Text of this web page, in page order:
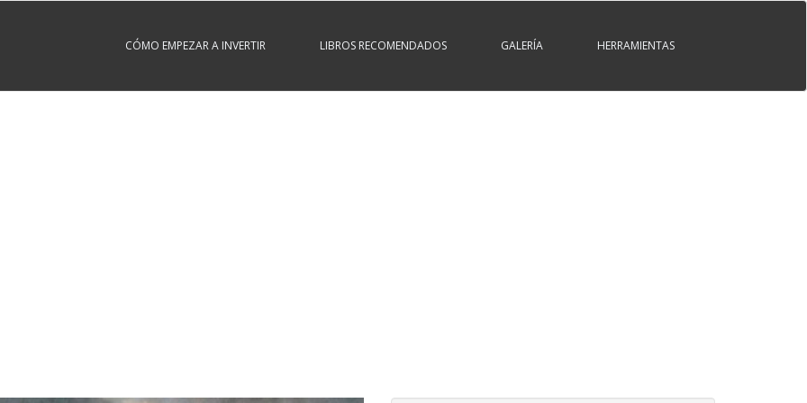
CÓMO EMPEZAR A INVERTIR LIBROS RECOMENDADOS GALERÍA HERRAMIENTAS